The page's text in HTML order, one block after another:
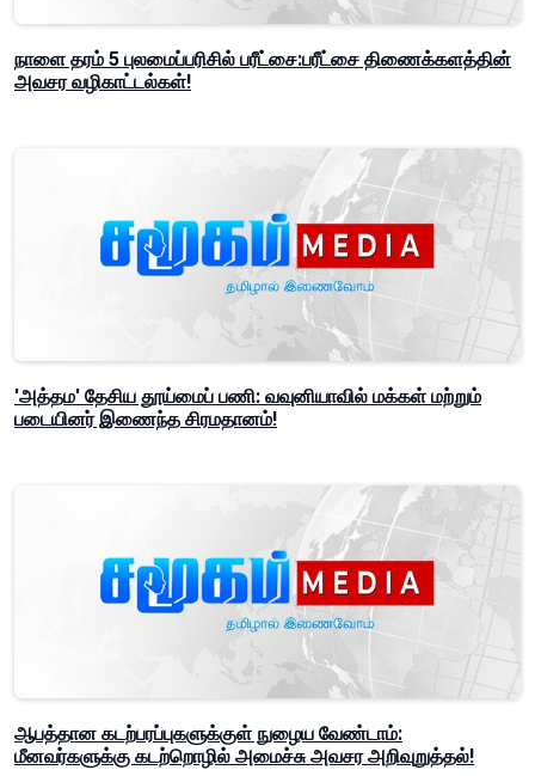
நாளை தரம் 5 புலமைப்பரிசில் பரீட்சை:பரீட்சை திணைக்களத்தின்
அவசர வழிகாட்டல்கள்!
'அத்தம' தேசிய தூய்மைப் பணி: வவுனியாவில் மக்கள் மற்றும்
படையினர் இணைந்த சிரமதானம்!
ஆபத்தான கடற்பரப்புகளுக்குள் நுழைய வேண்டாம்:
மீனவர்களுக்கு கடற்றொழில் அமைச்சு அவசர அறிவுறுத்தல்!